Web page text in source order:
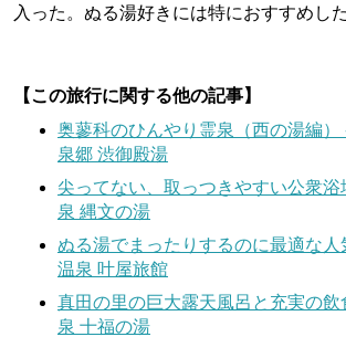
入った。ぬる湯好きには特におすすめし
【この旅行に関する他の記事】
奥蓼科のひんやり霊泉（西の湯編）
泉郷 渋御殿湯
尖ってない、取っつきやすい公衆浴
泉 縄文の湯
ぬる湯でまったりするのに最適な人
温泉 叶屋旅館
真田の里の巨大露天風呂と充実の飲
泉 十福の湯